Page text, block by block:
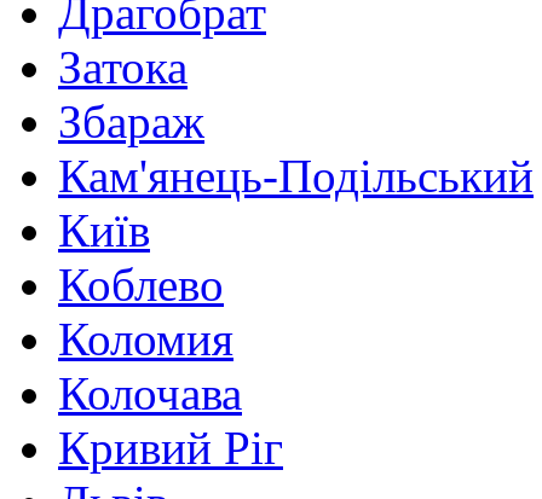
Драгобрат
Затока
Збараж
Кам'янець-Подільський
Київ
Коблево
Коломия
Колочава
Кривий Ріг